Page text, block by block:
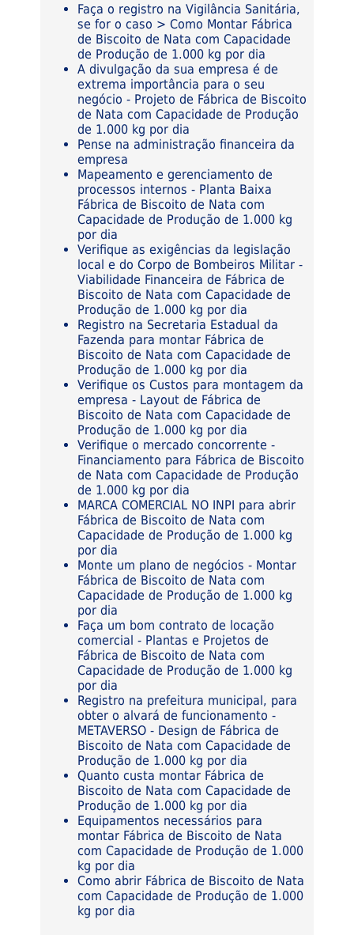
Faça o registro na Vigilância Sanitária,
se for o caso > Como Montar Fábrica
de Biscoito de Nata com Capacidade
de Produção de 1.000 kg por dia
A divulgação da sua empresa é de
extrema importância para o seu
negócio - Projeto de Fábrica de Biscoito
de Nata com Capacidade de Produção
de 1.000 kg por dia
Pense na administração financeira da
empresa
Mapeamento e gerenciamento de
processos internos - Planta Baixa
Fábrica de Biscoito de Nata com
Capacidade de Produção de 1.000 kg
por dia
Verifique as exigências da legislação
local e do Corpo de Bombeiros Militar -
Viabilidade Financeira de Fábrica de
Biscoito de Nata com Capacidade de
Produção de 1.000 kg por dia
Registro na Secretaria Estadual da
Fazenda para montar Fábrica de
Biscoito de Nata com Capacidade de
Produção de 1.000 kg por dia
Verifique os Custos para montagem da
empresa - Layout de Fábrica de
Biscoito de Nata com Capacidade de
Produção de 1.000 kg por dia
Verifique o mercado concorrente -
Financiamento para Fábrica de Biscoito
de Nata com Capacidade de Produção
de 1.000 kg por dia
MARCA COMERCIAL NO INPI para abrir
Fábrica de Biscoito de Nata com
Capacidade de Produção de 1.000 kg
por dia
Monte um plano de negócios - Montar
Fábrica de Biscoito de Nata com
Capacidade de Produção de 1.000 kg
por dia
Faça um bom contrato de locação
comercial - Plantas e Projetos de
Fábrica de Biscoito de Nata com
Capacidade de Produção de 1.000 kg
por dia
Registro na prefeitura municipal, para
obter o alvará de funcionamento -
METAVERSO - Design de Fábrica de
Biscoito de Nata com Capacidade de
Produção de 1.000 kg por dia
Quanto custa montar Fábrica de
Biscoito de Nata com Capacidade de
Produção de 1.000 kg por dia
Equipamentos necessários para
montar Fábrica de Biscoito de Nata
com Capacidade de Produção de 1.000
kg por dia
Como abrir Fábrica de Biscoito de Nata
com Capacidade de Produção de 1.000
kg por dia